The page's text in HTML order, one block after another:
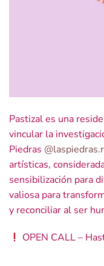
Pastizal es una
vincular la
Piedras
artísticas,
sensibilización para
valiosa para
y reconciliar al ser
OPEN CALL –